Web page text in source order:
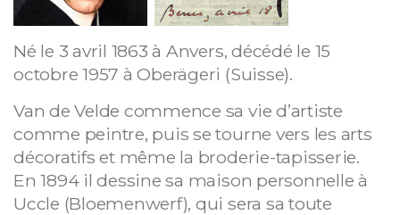
Né le 3 avril 1863 à Anvers, décédé le 15
octobre 1957 à Oberägeri (Suisse).
Van de Velde commence sa vie d’artiste
comme peintre, puis se tourne vers les arts
décoratifs et même la broderie-tapisserie.
En 1894 il dessine sa maison personnelle à
Uccle (Bloemenwerf), qui sera sa toute